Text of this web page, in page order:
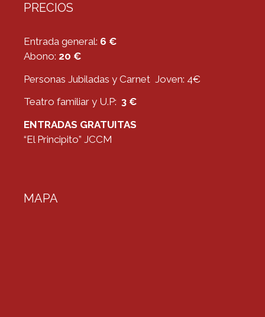
PRECIOS
Entrada general: 6 €
Abono: 20 €
Personas Jubiladas y Carnet Joven: 4€
Teatro familiar y U.P: 3 €
ENTRADAS GRATUITAS
“El Principito” JCCM
MAPA